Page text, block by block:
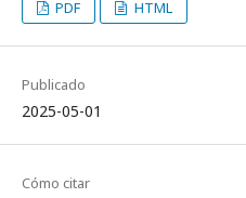
PDF HTML
Publicado
2025-05-01
Cómo citar